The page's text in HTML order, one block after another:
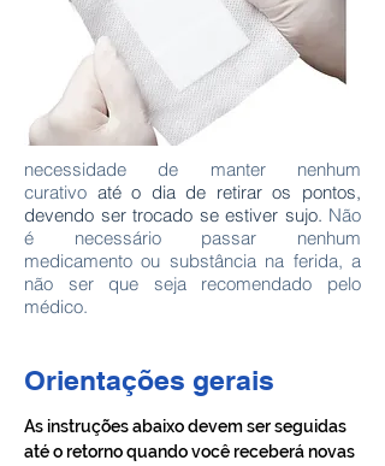
necessidade de manter nenhum
curativo até o dia de retirar os pontos,
devendo ser trocado se estiver sujo. Não
é necessário passar nenhum
medicamento ou substância na ferida, a
não ser que seja recomendado pelo
médico.
Orientações gerais
As instruções abaixo devem ser seguidas
até o retorno quando você receberá novas